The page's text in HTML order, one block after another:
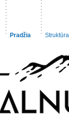
Pradžia Struktūra